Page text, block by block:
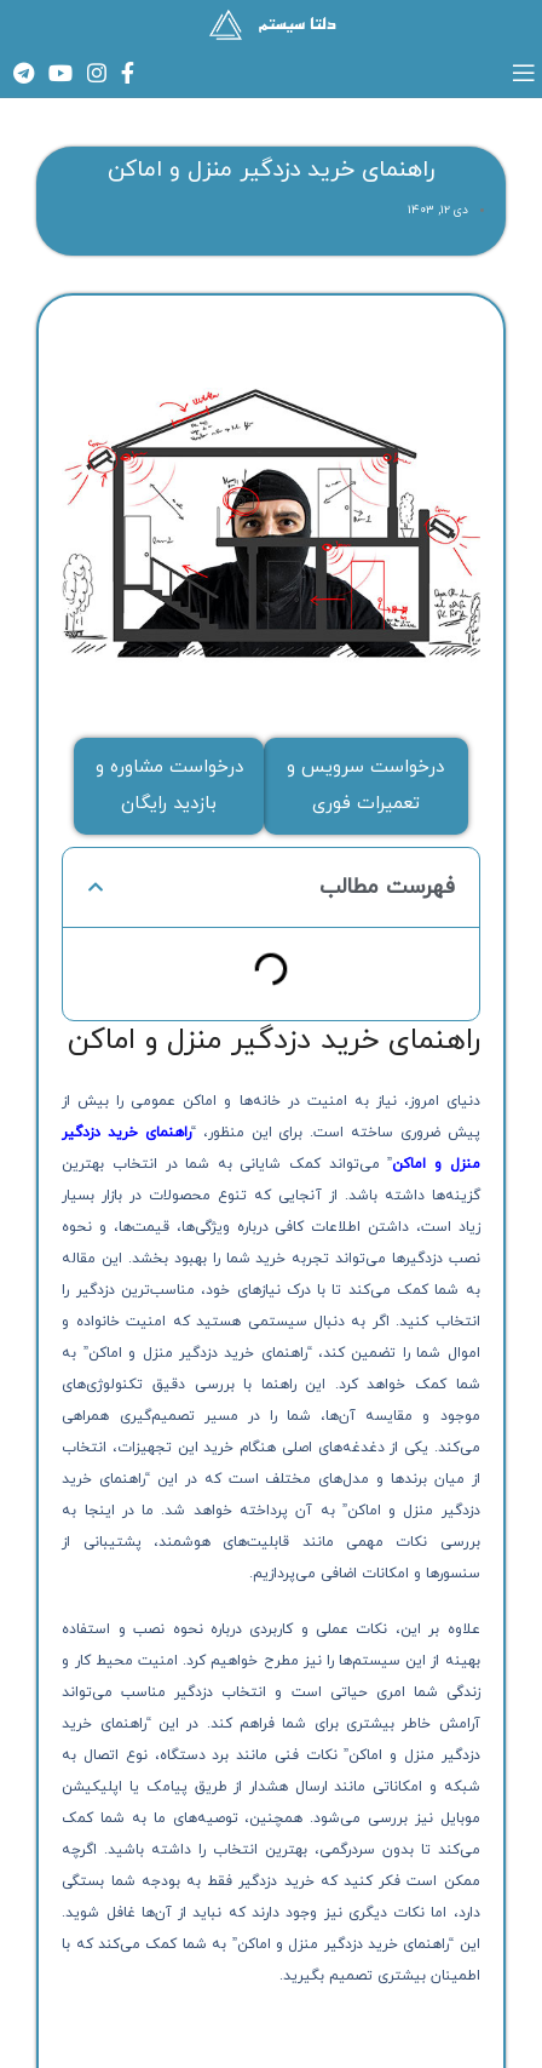
راهنمای خرید دزدگیر منزل و اماکن
دی ۱۲, ۱۴۰۳
درخواست سرویس و
تعمیرات فوری
درخواست مشاوره و
بازدید رایگان
فهرست مطالب
راهنمای خرید دزدگیر منزل و اماکن
دنیای امروز، نیاز به امنیت در خانه‌ها و اماکن عمومی را بیش از
پیش ضروری ساخته است. برای این منظور، “راهنمای خرید دزدگیر
منزل و اماکن” می‌تواند کمک شایانی به شما در انتخاب بهترین
گزینه‌ها داشته باشد. از آنجایی که تنوع محصولات در بازار بسیار
زیاد است، داشتن اطلاعات کافی درباره ویژگی‌ها، قیمت‌ها، و نحوه
نصب دزدگیرها می‌تواند تجربه خرید شما را بهبود بخشد. این مقاله
به شما کمک می‌کند تا با درک نیازهای خود، مناسب‌ترین دزدگیر را
انتخاب کنید. اگر به دنبال سیستمی هستید که امنیت خانواده و
اموال شما را تضمین کند، “راهنمای خرید دزدگیر منزل و اماکن” به
شما کمک خواهد کرد. این راهنما با بررسی دقیق تکنولوژی‌های
موجود و مقایسه آن‌ها، شما را در مسیر تصمیم‌گیری همراهی
می‌کند. یکی از دغدغه‌های اصلی هنگام خرید این تجهیزات، انتخاب
از میان برندها و مدل‌های مختلف است که در این “راهنمای خرید
دزدگیر منزل و اماکن” به آن پرداخته خواهد شد. ما در اینجا به
بررسی نکات مهمی مانند قابلیت‌های هوشمند، پشتیبانی از
سنسورها و امکانات اضافی می‌پردازیم.
علاوه بر این، نکات عملی و کاربردی درباره نحوه نصب و استفاده
بهینه از این سیستم‌ها را نیز مطرح خواهیم کرد. امنیت محیط کار و
زندگی شما امری حیاتی است و انتخاب دزدگیر مناسب می‌تواند
آرامش خاطر بیشتری برای شما فراهم کند. در این “راهنمای خرید
دزدگیر منزل و اماکن” نکات فنی مانند برد دستگاه، نوع اتصال به
شبکه و امکاناتی مانند ارسال هشدار از طریق پیامک یا اپلیکیشن
موبایل نیز بررسی می‌شود. همچنین، توصیه‌های ما به شما کمک
می‌کند تا بدون سردرگمی، بهترین انتخاب را داشته باشید. اگرچه
ممکن است فکر کنید که خرید دزدگیر فقط به بودجه شما بستگی
دارد، اما نکات دیگری نیز وجود دارند که نباید از آن‌ها غافل شوید.
این “راهنمای خرید دزدگیر منزل و اماکن” به شما کمک می‌کند که با
اطمینان بیشتری تصمیم بگیرید.